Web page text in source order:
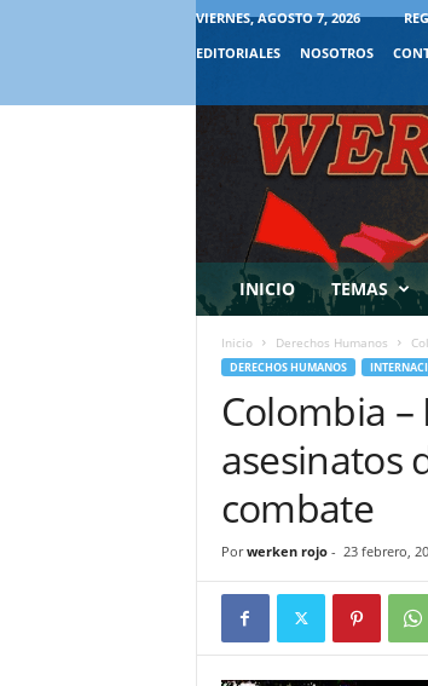
VIERNES, AGOSTO 7, 2026
EDITORIALES
NOSOTROS
INICIO TEMAS
Inicio Derechos Humanos
DERECHOS HUMANOS
Colombia
asesinatos
combate
Por werken rojo- 23 febrero,